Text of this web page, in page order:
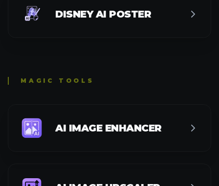
DISNEY AI POSTER
MAGIC TOOLS
AI IMAGE ENHANCER